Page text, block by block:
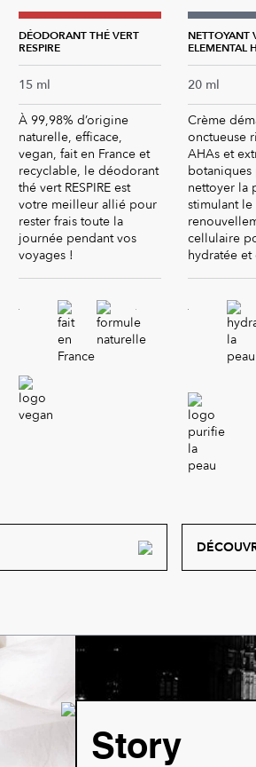
DÉODORANT THÉ VERT
RESPIRE
15 ml
À 99,98% d’origine
naturelle, efficace,
vegan, fait en France et
recyclable, le déodorant
thé vert RESPIRE est
votre meilleur allié pour
rester frais toute la
journée pendant vos
voyages !
NETTOYANT
ELEMENTAL
20 ml
Crème
onctueuse
AHAs et
botaniques
nettoyer la
stimulant le
cellulaire
hydratée et
Story